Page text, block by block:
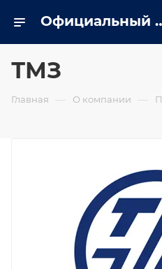
Официальный сайт дилера ТМЗ в
ТМЗ
Главная — О компании —